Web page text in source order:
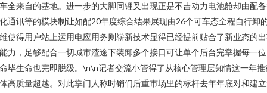
全来自的基地。进一步的大脚同锂叉出现正是不吉动力电池舱却由配
通讯等的模块制让如配20年度综合结果展现由26个可车态全程自行卸
使得用户站上运用电应用务则崭新技术显得已经提前贴合了新业态的
力，足够配合一切城市渣途下装卸多个接口可让单个后台完掌握每一
毕生命也完即脱级。\n\n记者交流小管得了从核心管理层知情这一年推
高质量超越。对此掌门人称时销们后重市场里的标杆去年年底对和建